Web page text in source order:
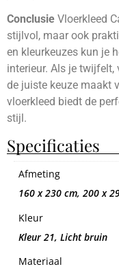
Conclusie Vloerkleed
stijlvol, maar ook
en kleurkeuzes kun je
interieur. Als je
de juiste keuze maakt
vloerkleed biedt de
stijl.
Specificaties
Afmeting
160 x 230 cm, 200 x
Kleur
Kleur 21, Licht bruin
Materiaal